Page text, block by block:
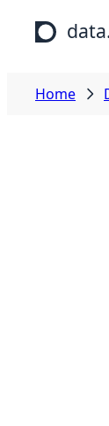
Skip to main
Home